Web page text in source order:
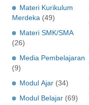
Materi Kurikulum
Merdeka (49)
Materi SMK/SMA
(26)
Media Pembelajaran
(9)
Modul Ajar (34)
Modul Belajar (69)